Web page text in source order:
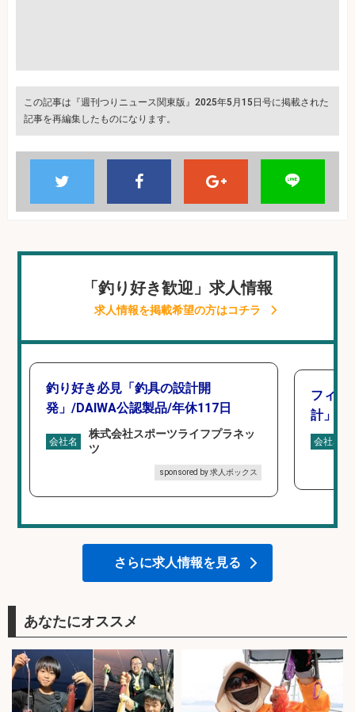
この記事は『週刊つりニュース関東版』2025年5月15日号に掲載された
記事を再編集したものになります。
「釣り好き歓迎」求人情報
求人情報を掲載希望の方はコチラ
釣り好き必見「釣具の設計開
発」/DAIWA公認製品/年休117日
会社名
株式会社スポーツライフプラネッ
ツ
sponsored by 求人ボックス
フィッ
計」
会社名
さらに求人情報を見る
あなたにオススメ